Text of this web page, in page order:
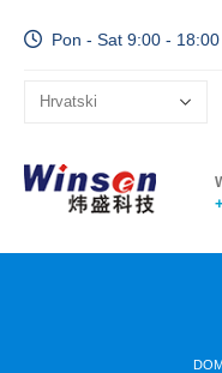
Pon - Sat 9:00 - 18:00